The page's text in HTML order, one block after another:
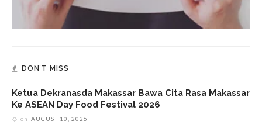
DON’T MISS
Ketua Dekranasda Makassar Bawa Cita Rasa Makassar
Ke ASEAN Day Food Festival 2026
on AUGUST 10, 2026